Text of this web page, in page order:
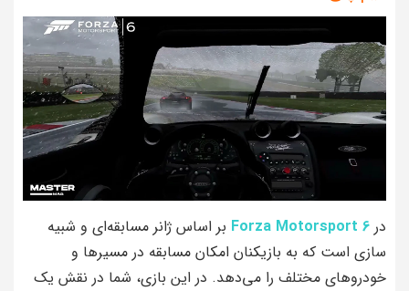
در Forza Motorsport 6 بر اساس ژانر مسابقه‌ای و شبیه‌
سازی است که به بازیکنان امکان مسابقه در مسیرها و
خودروهای مختلف را می‌دهد. در این بازی، شما در نقش یک